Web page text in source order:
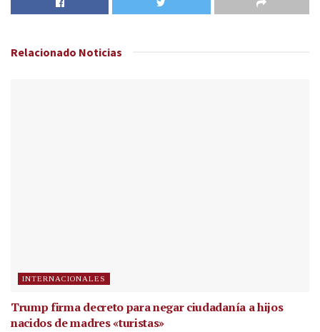
Relacionado Noticias
INTERNACIONALES
Trump firma decreto para negar ciudadanía a hijos
nacidos de madres «turistas»